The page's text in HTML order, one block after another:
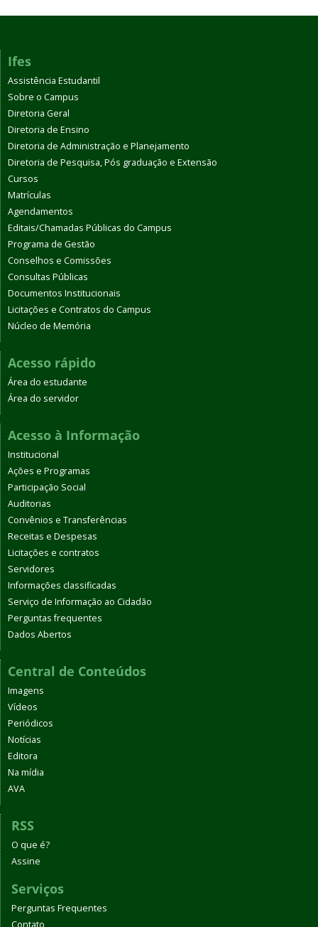
Ifes
Assistência Estudantil
Sobre o Campus
Diretoria Geral
Diretoria de Ensino
Diretoria de Administração e Planejamento
Diretoria de Pesquisa, Pós graduação e Extensão
Cursos
Matrículas
Agendamentos
Editais/Chamadas Públicas do Campus
Programa de Gestão
Conselhos e Comissões
Consultas Públicas
Documentos Institucionais
Licitações e Contratos do Campus
Núcleo de Memória
Acesso rápido
Área do estudante
Área do servidor
Acesso à Informação
Institucional
Ações e Programas
Participação Social
Auditorias
Convênios e Transferências
Receitas e Despesas
Licitações e contratos
Servidores
Informações classificadas
Serviço de Informação ao Cidadão
Perguntas frequentes
Dados Abertos
Central de Conteúdos
Imagens
Vídeos
Periódicos
Notícias
Editora
Na mídia
AVA
RSS
O que é?
Assine
Serviços
Perguntas Frequentes
Contato